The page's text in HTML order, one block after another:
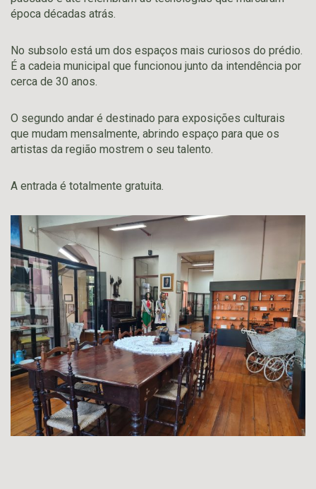
época décadas atrás.
No subsolo está um dos espaços mais curiosos do prédio.
É a cadeia municipal que funcionou junto da intendência por
cerca de 30 anos.
O segundo andar é destinado para exposições culturais
que mudam mensalmente, abrindo espaço para que os
artistas da região mostrem o seu talento.
A entrada é totalmente gratuita.